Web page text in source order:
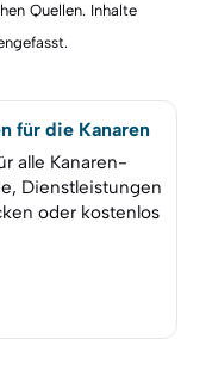
Quellen. Inhalte
für die Kanaren
alle Kanaren-
Dienstleistungen
oder kostenlos